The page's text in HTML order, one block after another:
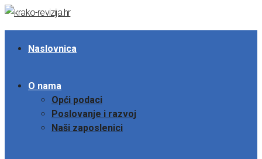
Naslovnica
O nama
Opći podaci
Poslovanje i razvoj
Naši zaposlenici